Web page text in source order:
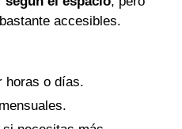
accesibles.
horas o días.